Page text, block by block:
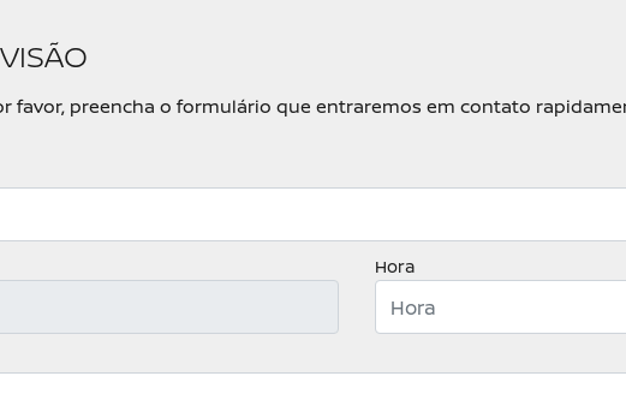
favor, preencha o formulário que entraremos em contato
Hora